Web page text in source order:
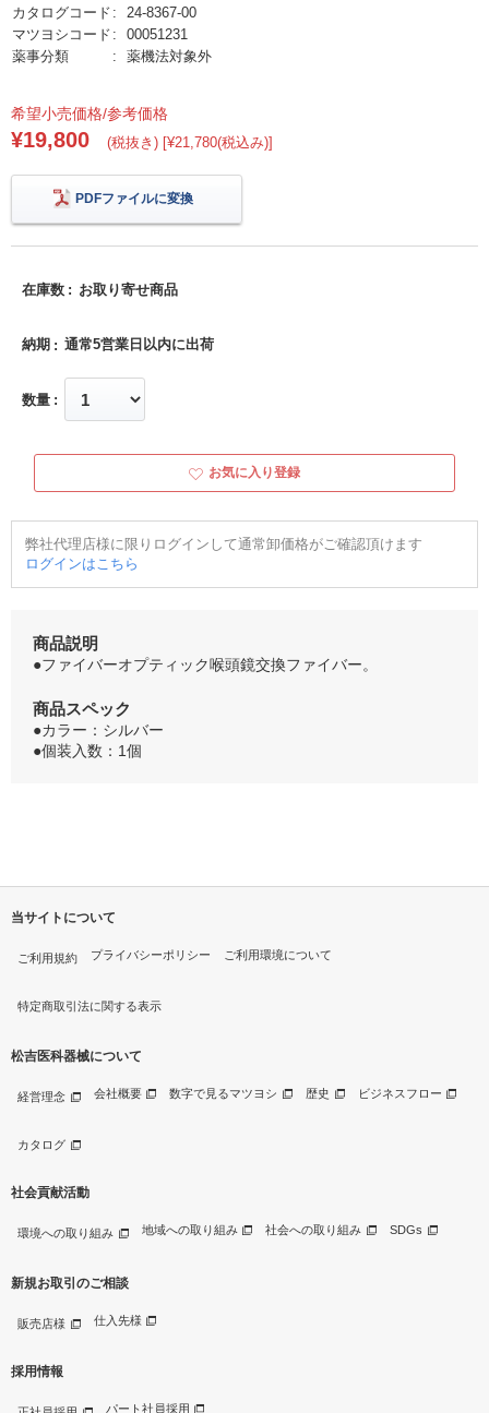
カタログコード
24-8367-00
マツヨシコード
00051231
薬事分類
薬機法対象外
希望小売価格/参考価格
¥19,800 (税抜き) [¥21,780(税込み)]
PDFファイルに変換
在庫数 お取り寄せ商品
納期 通常5営業日以内に出荷
数量
お気に入り登録
弊社代理店様に限りログインして通常卸価格がご確認頂けます
ログインはこちら
商品説明
●ファイバーオプティック喉頭鏡交換ファイバー。
商品スペック
●カラー：シルバー
●個装入数：1個
当サイトについて
ご利用規約 プライバシーポリシー ご利用環境について
特定商取引法に関する表示
松吉医科器械について
経営理念 会社概要 数字で見るマツヨシ 歴史 ビジネスフロー
カタログ
社会貢献活動
環境への取り組み 地域への取り組み 社会への取り組み SDGs
新規お取引のご相談
販売店様 仕入先様
採用情報
パート社員採用